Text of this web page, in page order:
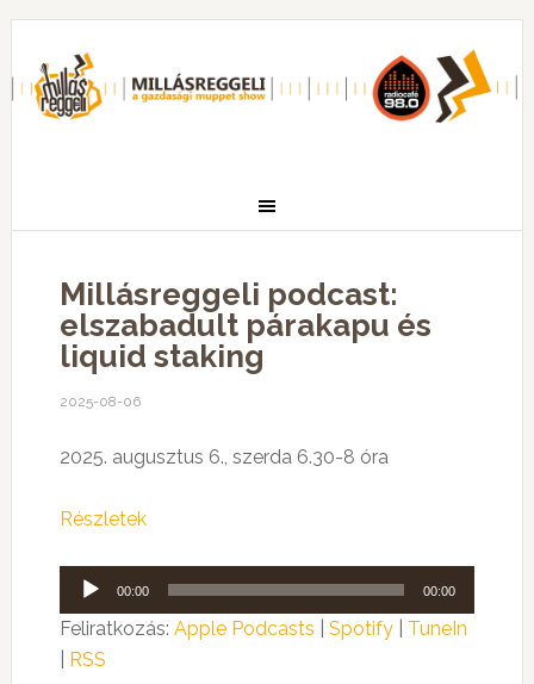
Millásreggeli podcast:
elszabadult párakapu és
liquid staking
2025-08-06
2025. augusztus 6., szerda 6.30-8 óra
Részletek
Audió
lejátszó
00:00 00:00
Feliratkozás: Apple Podcasts Spotify| TuneIn
RSS